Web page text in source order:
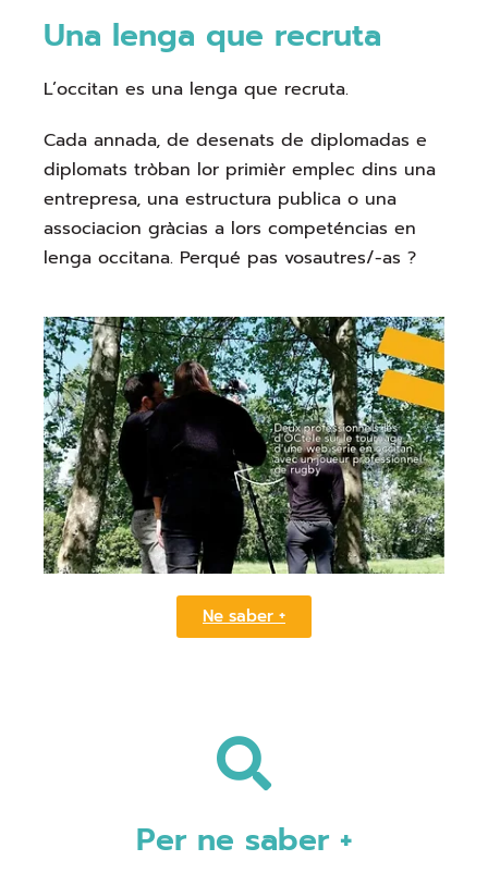
Una lenga que recruta
L’occitan es una lenga que recruta.
Cada annada, de desenats de diplomadas e
diplomats tròban lor primièr emplec dins una
entrepresa, una estructura publica o una
associacion gràcias a lors competéncias en
lenga occitana. Perqué pas vosautres/-as ?
Ne saber +
Per ne saber +